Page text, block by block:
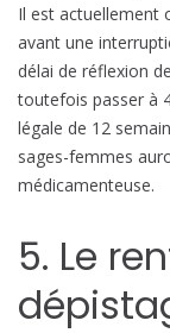
Il est actuellement
avant une
délai de réflexion
toutefois passer à
légale de 12
sages-femmes
médicamenteuse.
5. Le